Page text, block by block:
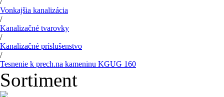
Vonkajšia kanalizácia
/
Kanalizačné tvarovky
/
Kanalizačné príslušenstvo
/
Tesnenie k prech.na kameninu KGUG 160
Sortiment